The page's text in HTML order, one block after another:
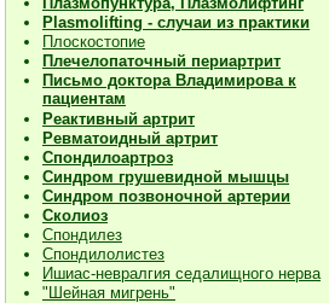
Plasmolifting - случаи из практики
Плоскостопие
Плечелопаточный периартрит
Письмо доктора Владимирова к
пациентам
Реактивный артрит
Ревматоидный артрит
Спондилоартроз
Синдром грушевидной мышцы
Синдром позвоночной артерии
Сколиоз
Спондилез
Спондилолистез
Ишиас-невралгия седалищного нерва
"Шейная мигрень"